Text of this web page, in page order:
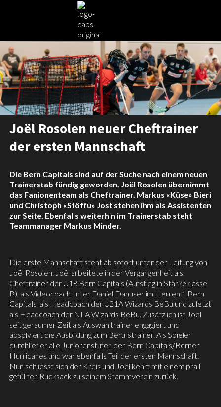
Joël Rosolen neuer Cheftrainer
der ersten Mannschaft
Die Bern Capitals sind auf der Suche nach einem neuen
Trainerstab fündig geworden. Joël Rosolen übernimmt
das Fanionenteam als Cheftrainer. Markus «Küse» Bieri
und Christoph «Stöffu» Jost stehen ihm als Assistenten
zur Seite. Ebenfalls weiterhin im Trainerstab steht
Teammanager Markus Minder.
Die erste Mannschaft steht ab sofort unter der Leitung von
Joël Rosolen. Joël arbeitete in der Vergangenheit als
Cheftrainer der U18 Bern Capitals (Aufstieg in Stärkeklasse
B), als Videocoach unter Daniel Danuser im Herren 1 Bern
Capitals, als Headcoach der U21A Wizards BeBu und zuletzt
als Headcoach der NLA Wizards BeBu. Zusätzlich ist Joël
seit geraumer Zeit als Auswahltrainer engagiert und
absolviert die Ausbildung zum Berufstrainer. Als Spieler
durchlief er alle Juniorenstufen der Bern Capitals/Berner
Hurricanes und war ebenfalls Teil der ersten Mannschaft.
Nun schliesst sich der Kreis und Joël kehrt mit einem prall
gefüllten Rucksack zu seinem Stammverein zurück.